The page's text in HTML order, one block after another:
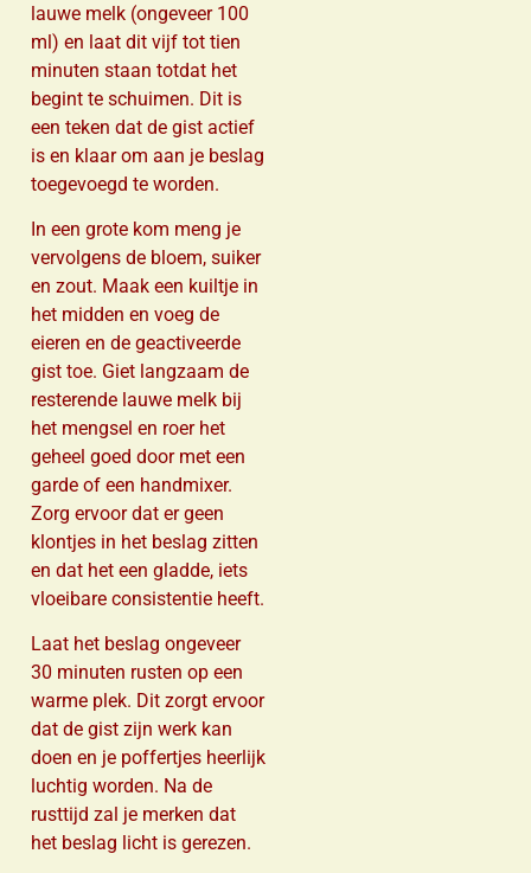
lauwe melk (ongeveer 100
ml) en laat dit vijf tot tien
minuten staan totdat het
begint te schuimen. Dit is
een teken dat de gist actief
is en klaar om aan je beslag
toegevoegd te worden.
In een grote kom meng je
vervolgens de bloem, suiker
en zout. Maak een kuiltje in
het midden en voeg de
eieren en de geactiveerde
gist toe. Giet langzaam de
resterende lauwe melk bij
het mengsel en roer het
geheel goed door met een
garde of een handmixer.
Zorg ervoor dat er geen
klontjes in het beslag zitten
en dat het een gladde, iets
vloeibare consistentie heeft.
Laat het beslag ongeveer
30 minuten rusten op een
warme plek. Dit zorgt ervoor
dat de gist zijn werk kan
doen en je poffertjes heerlijk
luchtig worden. Na de
rusttijd zal je merken dat
het beslag licht is gerezen.